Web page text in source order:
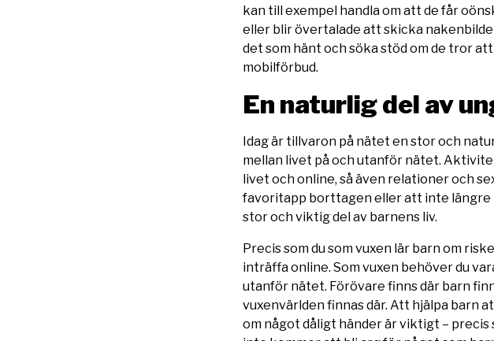
kan till exempel handla om att de får
eller blir övertalade att skicka
det som hänt och söka stöd om de tror
mobilförbud.
En naturlig del av
Idag är tillvaron på nätet en stor och
mellan livet på och utanför nätet.
livet och online, så även relationer och
favoritapp borttagen eller att inte längre
stor och viktig del av barnens liv.
Precis som du som vuxen lär barn om
inträffa online. Som vuxen behöver du
utanför nätet. Förövare finns där barn
vuxenvärlden finnas där. Att hjälpa barn
om något dåligt händer är viktigt –